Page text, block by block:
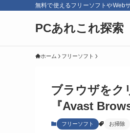
無料で使えるフリーソフトやWeb
PCあれこれ探索
ホーム フリーソフト
ブラウザをク
『Avast
フリーソフト お掃除